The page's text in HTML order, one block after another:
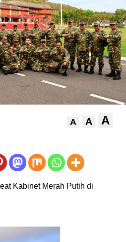
A A A
Kabinet Merah Putih di